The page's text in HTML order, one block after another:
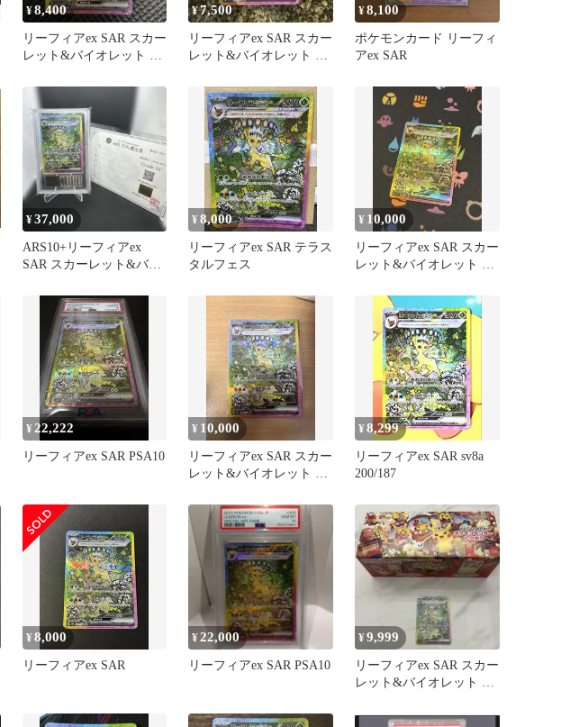
¥8,400
リーフィアex SAR スカー
レット&バイオレット ハ
¥7,500
リーフィアex SAR スカー
レット&バイオレット ハ
タ…
¥8,100
ポケモンカード リーフィ
アex SAR
¥37,000
ARS10+リーフィアex
SAR スカーレット&バイ
¥8,000
リーフィアex SAR テラス
タルフェス
¥ 10,000
リーフィアex SAR スカー
レット&バイオレット ハ
タ…
¥ 22,222
リーフィアex SAR PSA10
¥ 10,000
リーフィアex SAR スカー
レット&バイオレット ハ
タ…
¥8,299
リーフィアex SAR sv8a
200/187
¥8,000
リーフィアex SAR
¥22,000
リーフィアex SAR PSA10
¥9,999
リーフィアex SAR スカー
レット&バイオレット ハ
き